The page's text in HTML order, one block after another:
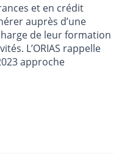
et en crédit
auprès d’une
de leur formation
L’ORIAS rappelle
approche